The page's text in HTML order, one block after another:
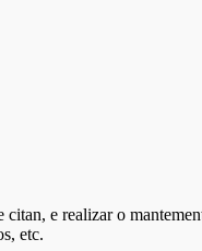
e realizar o
etc.